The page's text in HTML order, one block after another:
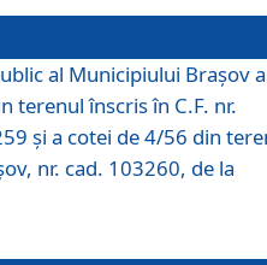
al Municipiului Braşov a
terenul înscris în C.F. nr.
și a cotei de 4/56 din
nr. cad. 103260, de la